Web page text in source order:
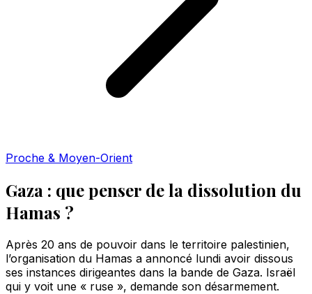
Proche & Moyen-Orient
Gaza : que penser de la dissolution du
Hamas ?
Après 20 ans de pouvoir dans le territoire palestinien,
l’organisation du Hamas a annoncé lundi avoir dissous
ses instances dirigeantes dans la bande de Gaza. Israël
qui y voit une « ruse », demande son désarmement.